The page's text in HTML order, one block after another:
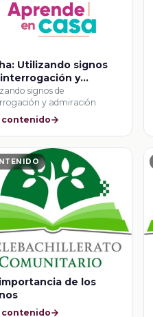
Utilizando signos
y
signos de
y admiración
contenido
de los
contenido